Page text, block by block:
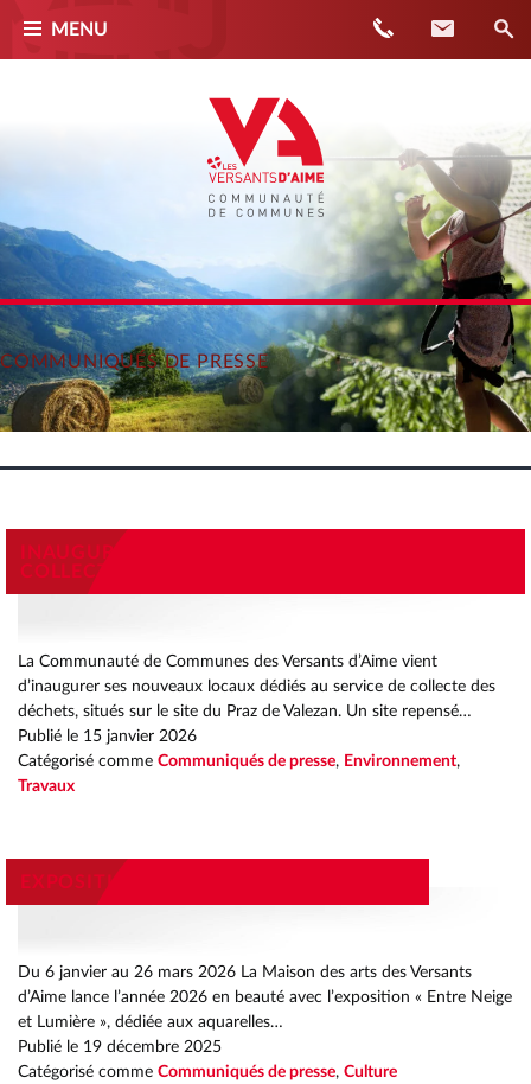
Téléphone Contact
MENU
COMMUNIQUÉS DE PRESSE
INAUGURATION DES LOCAUX DU SERVICE DE
COLLECTE DES DÉCHETS
La Communauté de Communes des Versants d’Aime vient
d’inaugurer ses nouveaux locaux dédiés au service de collecte des
déchets, situés sur le site du Praz de Valezan. Un site repensé…
Publié le 15 janvier 2026
Catégorisé comme Communiqués de presse, Environnement,
Travaux
EXPOSITION ENTRE NEIGE ET LUMIÈRES
Du 6 janvier au 26 mars 2026 La Maison des arts des Versants
d’Aime lance l’année 2026 en beauté avec l’exposition « Entre Neige
et Lumière », dédiée aux aquarelles…
Publié le 19 décembre 2025
Catégorisé comme Communiqués de presse, Culture